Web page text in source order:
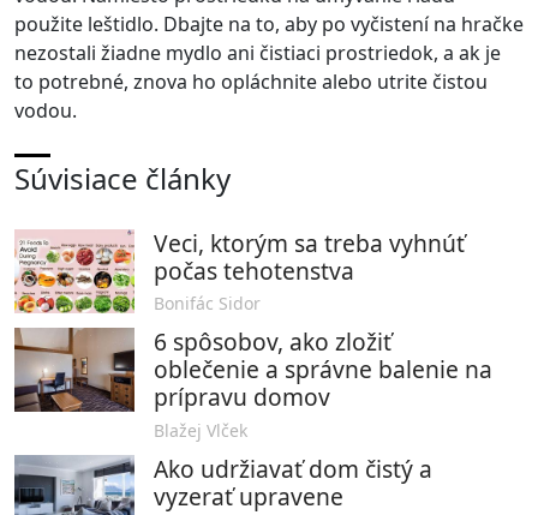
použite leštidlo. Dbajte na to, aby po vyčistení na hračke
nezostali žiadne mydlo ani čistiaci prostriedok, a ak je
to potrebné, znova ho opláchnite alebo utrite čistou
vodou.
Súvisiace články
Veci, ktorým sa treba vyhnúť
počas tehotenstva
Bonifác Sidor
6 spôsobov, ako zložiť
oblečenie a správne balenie na
prípravu domov
Blažej Vlček
Ako udržiavať dom čistý a
vyzerať upravene